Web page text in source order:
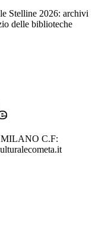
Stelline 2026: archivi
delle biblioteche
MILANO C.F: